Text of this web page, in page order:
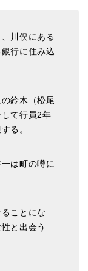
川俣にある
行に住み込
鈴木（松尾
て行員2年
る。
は町の噂に
ことにな
と出会う